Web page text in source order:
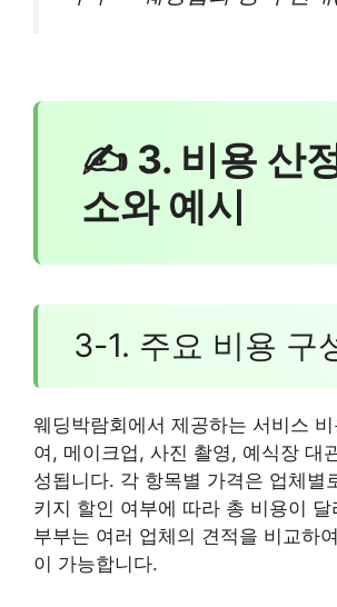
✍ 3. 비용 산
소와 예시
3-1. 주요 비용 구
웨딩박람회에서 제공하는 서비스
여, 메이크업, 사진 촬영, 예식장 대
성됩니다. 각 항목별 가격은 업체별
키지 할인 여부에 따라 총 비용이 달
부부는 여러 업체의 견적을 비교하
이 가능합니다.